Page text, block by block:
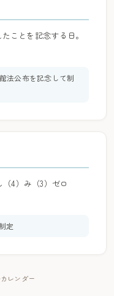
ことを記念する日。
法公布を記念して制
4）み（3）ゼロ
定
レンダー